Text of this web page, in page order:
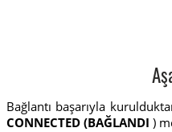
Bağlantı başarıyla
CONNECTED (BAĞLANDI )